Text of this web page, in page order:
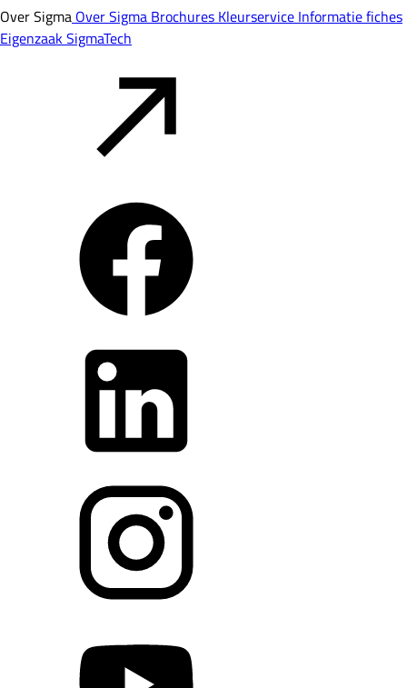
Over Sigma Over Sigma Brochures Kleurservice Informatie fiches
EigenzaakSigmaTech